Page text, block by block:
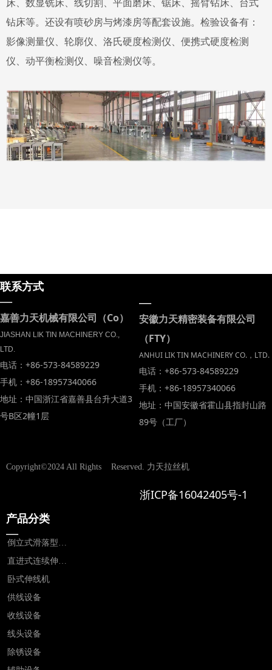
钻床等。还设有喷砂房与烤漆房等配套设施。 检验设备有：
影像测量仪、轮廓仪、洛氏硬度检测仪、便携式硬度检测
仪、动平衡检测仪、噪音检测仪等。
Copyright©2024 All Rights    Reserved. 力天拉丝机
联系方式
—
嘉善力天机械有限公司（Co）
JIASHAN LIK TIN MACHINERY CO.,
LTD.
电话：+86-573-84589229
手机：+86-18957340066
地址：中国浙江省嘉善县台升大道3
号B区2幢1层
—
安徽力天精密装备有限公司
（FTY）
ANHUI LIK TIN MACHINERY CO.，LTD.
电话：+86-573-84589229
手机：+86-18957340066
地址：中国安徽省霍山县指封山路
89号（工厂）
产品分类
—
倒立式滑落型伸线机
直进式连续伸线机
卧式伸线机
供线设备
收线设备
线头设备
除锈设备
​​​​​​​​​​​​​​浙ICP备16042405号-1